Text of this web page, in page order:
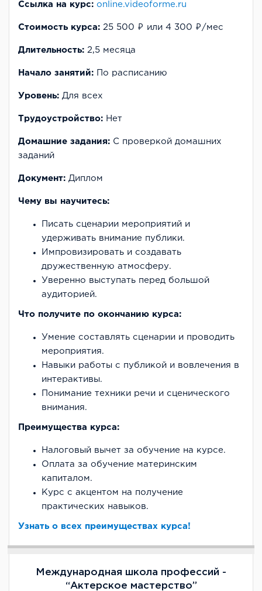
Ссылка на курс: online.videoforme.ru
Стоимость курса: 25 500 ₽ или 4 300 ₽/мес
Длительность: 2,5 месяца
Начало занятий: По расписанию
Уровень: Для всех
Трудоустройство: Нет
Домашние задания: С проверкой домашних
заданий
Документ: Диплом
Чему вы научитесь:
Писать сценарии мероприятий и
удерживать внимание публики.
Импровизировать и создавать
дружественную атмосферу.
Уверенно выступать перед большой
аудиторией.
Что получите по окончанию курса:
Умение составлять сценарии и проводить
мероприятия.
Навыки работы с публикой и вовлечения в
интерактивы.
Понимание техники речи и сценического
внимания.
Преимущества курса:
Налоговый вычет за обучение на курсе.
Оплата за обучение материнским
капиталом.
Курс с акцентом на получение
практических навыков.
Узнать о всех преимуществах курса!
Международная школа профессий -
“Актерское мастерство”